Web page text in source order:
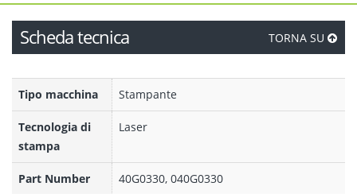
Scheda tecnica TORNA SU
Tipo macchina Stampante
Tecnologia di
stampa
Laser
Part Number 40G0330, 040G0330